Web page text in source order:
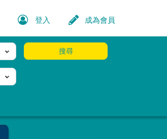
登入 成為會員
搜尋